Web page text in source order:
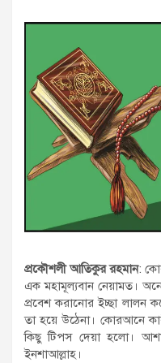
প্রকৌশলী আতিকুর রহমান:
এক মহামূল্যবান নেয়ামত।
প্রবেশ করানোর ইচ্ছা লালন
তা হয়ে উঠেনা। কোরআনে
কিছু টিপস দেয়া হলো।
ইনশাআল্লাহ।